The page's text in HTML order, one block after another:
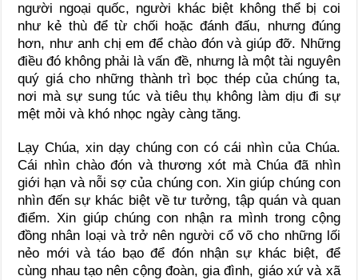
người ngoại quốc, người khác biệt không thể bị coi
như kẻ thù để từ chối hoặc đánh đấu, nhưng đúng
hơn, như anh chị em để chào đón và giúp đỡ. Những
điều đó không phải là vấn đề, nhưng là một tài nguyên
quý giá cho những thành trì bọc thép của chúng ta,
nơi mà sự sung túc và tiêu thụ không làm dịu đi sự
mệt mỏi và khó nhọc ngày càng tăng.
Lạy Chúa, xin dạy chúng con có cái nhìn của Chúa.
Cái nhìn chào đón và thương xót mà Chúa đã nhìn
giới hạn và nỗi sợ của chúng con. Xin giúp chúng con
nhìn đến sự khác biệt về tư tưởng, tập quán và quan
điểm. Xin giúp chúng con nhận ra mình trong cộng
đồng nhân loại và trở nên người cổ võ cho những lối
nẻo mới và táo bạo để đón nhận sự khác biệt, để
cùng nhau tạo nên cộng đoàn, gia đình, giáo xứ và xã